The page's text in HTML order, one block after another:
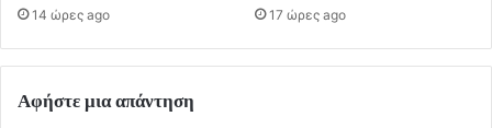
14 ώρες ago 17 ώρες ago
Αφήστε μια απάντηση